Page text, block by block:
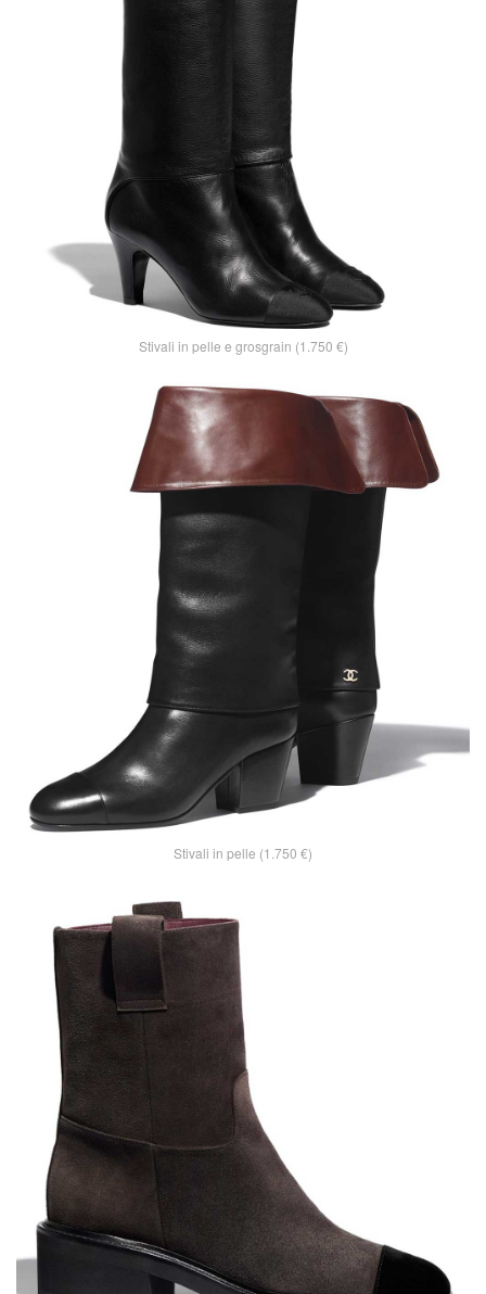
Stivali in pelle e grosgrain (1.750 €)
Stivali in pelle (1.750 €)